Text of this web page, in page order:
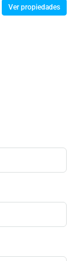
Ver propiedades